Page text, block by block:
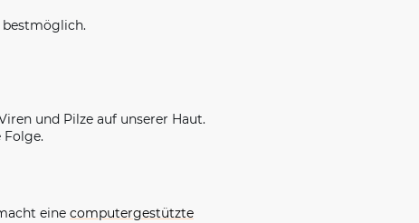
bestmöglich.
und Pilze auf unserer Haut.
Folge.
eine computergestützte